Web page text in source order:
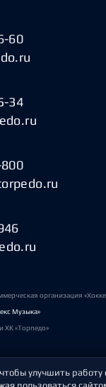
60
34
организация
Музыка»
ХК «Торпедо»
данных
улучшить работу